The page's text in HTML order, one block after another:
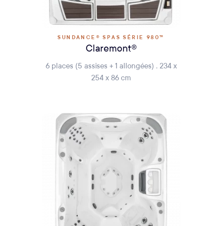
SUNDANCE® SPAS SÉRIE 980™
Claremont®
6 places (5 assises + 1 allongées) . 234 x
254 x 86 cm